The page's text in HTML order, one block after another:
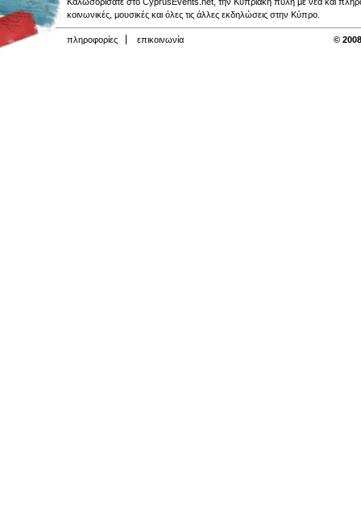
κοινωνικές, μουσικές και όλες τις άλλες εκδηλώσεις στην Κύπρο.
πληροφορίες επικοινωνία ©